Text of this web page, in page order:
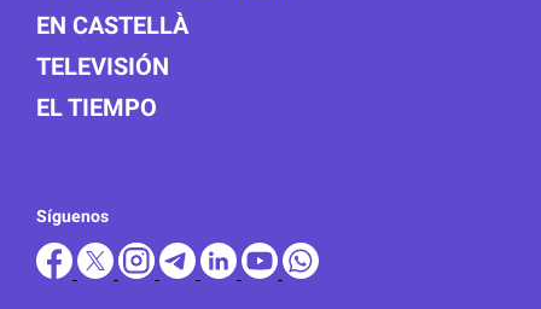
EN CASTELLÀ
TELEVISIÓN
EL TIEMPO
Síguenos